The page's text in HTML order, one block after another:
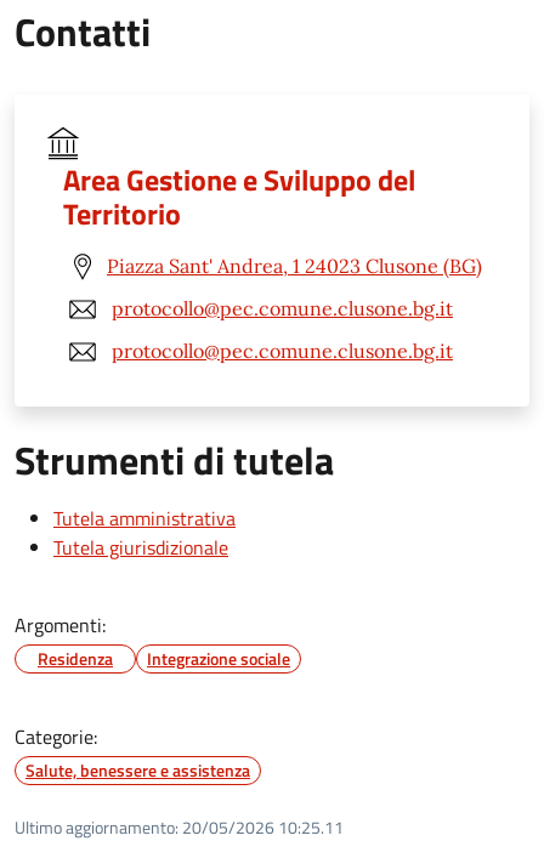
Contatti
Area Gestione e Sviluppo del
Territorio
Piazza Sant' Andrea, 1 24023 Clusone (BG)
protocollo@pec.comune.clusone.bg.it
protocollo@pec.comune.clusone.bg.it
Strumenti di tutela
Tutela amministrativa
Tutela giurisdizionale
Argomenti:
Residenza Integrazione sociale
Categorie:
Salute, benessere e assistenza
Ultimo aggiornamento: 20/05/2026 10:25.11